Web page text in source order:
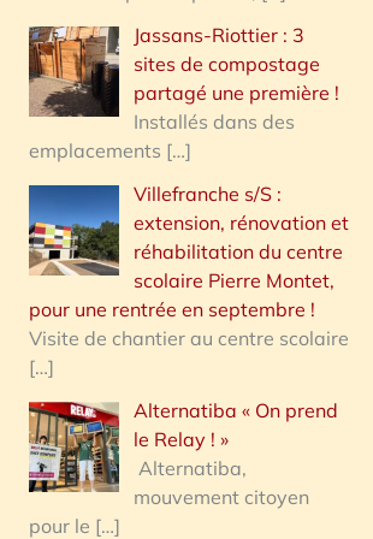
Jassans-Riottier : 3
sites de compostage
partagé une première !
Installés dans des
emplacements […]
Villefranche s/S :
extension, rénovation et
réhabilitation du centre
scolaire Pierre Montet,
pour une rentrée en septembre !
Visite de chantier au centre scolaire
[…]
Alternatiba « On prend
le Relay ! »
Alternatiba,
mouvement citoyen
pour le […]